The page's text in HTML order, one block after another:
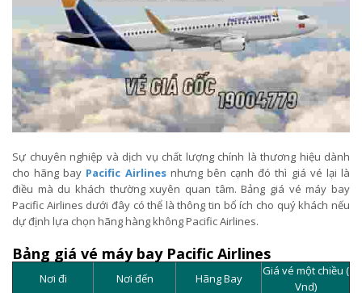
Sự chuyên nghiệp và dịch vụ chất lượng chính là thương hiệu dành
cho hãng bay Pacific Airlinesnhưng bên cạnh đó thì giá vé lại là
điều mà du khách thường xuyên quan tâm. Bảng giá vé máy bay
Pacific Airlines dưới đây có thể là thông tin bổ ích cho quý khách nếu
dự định lựa chọn hãng hàng không Pacific Airlines.
Bảng giá vé máy bay Pacific Airlines
Nơi đi Nơi đến Hãng Bay
Giá vé một chiều (
Vnd)